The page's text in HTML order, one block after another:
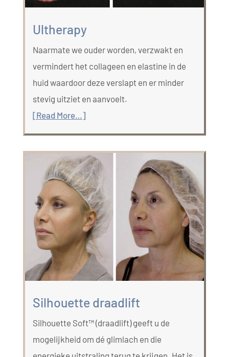
Ultherapy
Naarmate we ouder worden, verzwakt en
vermindert het collageen en elastine in de
huid waardoor deze verslapt en er minder
stevig uitziet en aanvoelt.
[Read More…]
Silhouette draadlift
Silhouette Soft™ (draadlift) geeft u de
mogelijkheid om dé glimlach en die